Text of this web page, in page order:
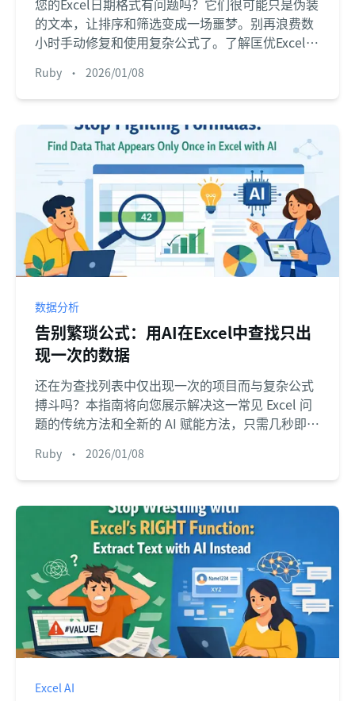
您的Excel日期格式有问题吗？它们很可能只是伪装
的文本，让排序和筛选变成一场噩梦。别再浪费数
小时手动修复和使用复杂公式了。了解匡优Excel的
Ruby • 2026/01/08
数据分析
告别繁琐公式：用AI在Excel中查找只出
现一次的数据
还在为查找列表中仅出现一次的项目而与复杂公式
搏斗吗？本指南将向您展示解决这一常见 Excel 问
题的传统方法和全新的 AI 赋能方法，只需几秒即可
Ruby • 2026/01/08
Excel AI